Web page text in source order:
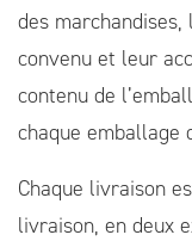
des
convenu et leur
contenu de
chaque emballage
Chaque livraison
livraison, en deux